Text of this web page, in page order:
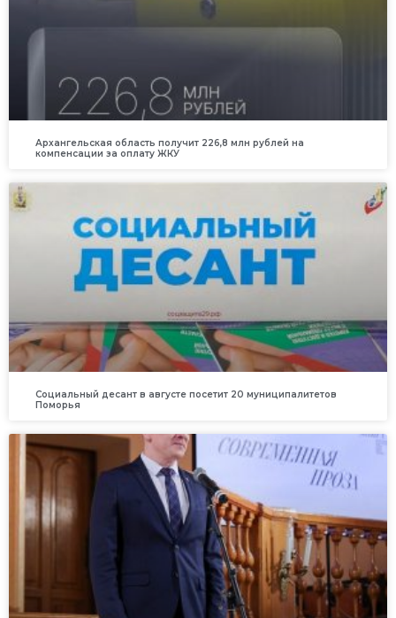
Архангельская область получит 226,8 млн рублей на
компенсации за оплату ЖКУ
Социальный десант в августе посетит 20 муниципалитетов
Поморья